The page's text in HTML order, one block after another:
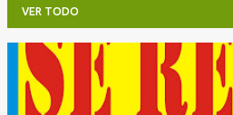
VER TODO